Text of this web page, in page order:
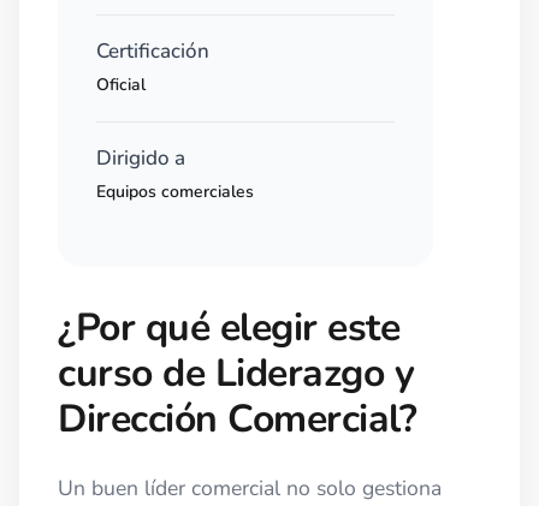
¿Por qué elegir este
curso de Liderazgo y
Dirección Comercial?
Un buen líder comercial no solo gestiona
Certificación
Oficial
Dirigido a
Equipos comerciales